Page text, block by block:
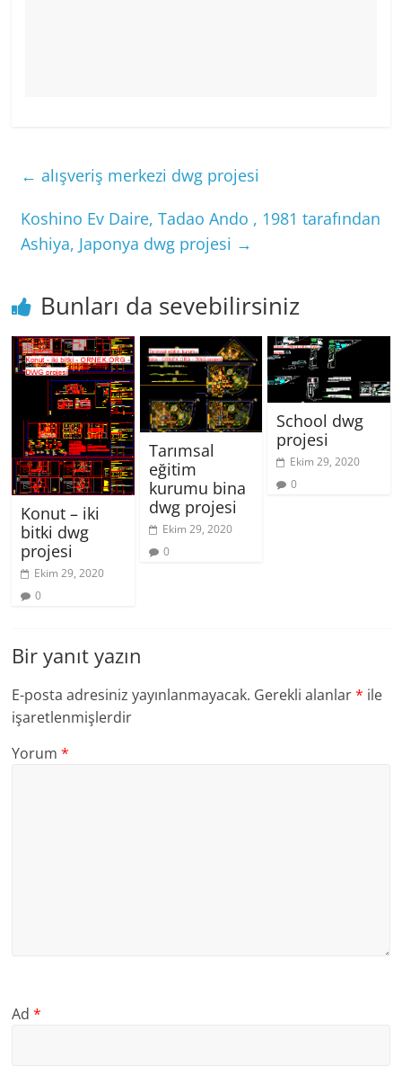
← alışveriş merkezi dwg projesi
Koshino Ev Daire, Tadao Ando , 1981 tarafından
Ashiya, Japonya dwg projesi →
Bunları da sevebilirsiniz
Konut – iki
bitki dwg
projesi
Ekim 29, 2020
0
Tarımsal
eğitim
kurumu bina
dwg projesi
Ekim 29, 2020
0
School dwg
projesi
Ekim 29, 2020
0
Bir yanıt yazın
E-posta adresiniz yayınlanmayacak. Gerekli alanlar* ile
işaretlenmişlerdir
Yorum*
Ad*